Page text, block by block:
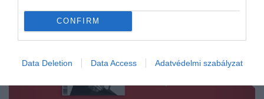
CONFIRM
Data Deletion Data Access Adatvédelmi szabályzat